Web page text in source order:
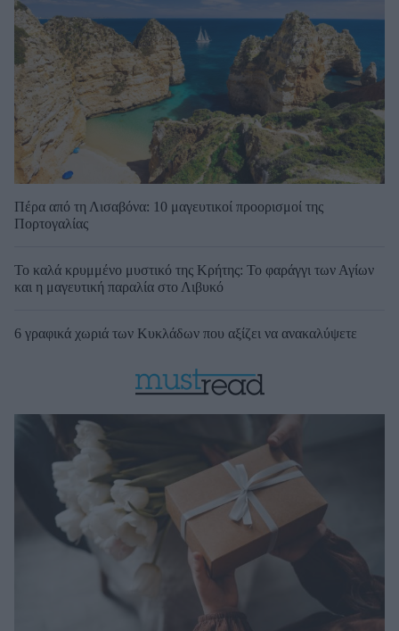
Πέρα από τη Λισαβόνα: 10 μαγευτικοί προορισμοί της
Πορτογαλίας
Το καλά κρυμμένο μυστικό της Κρήτης: Το φαράγγι των Αγίων
και η μαγευτική παραλία στο Λιβυκό
6 γραφικά χωριά των Κυκλάδων που αξίζει να ανακαλύψετε